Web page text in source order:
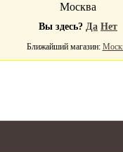
Москва
Вы здесь? Да Нет
Ближайший магазин: